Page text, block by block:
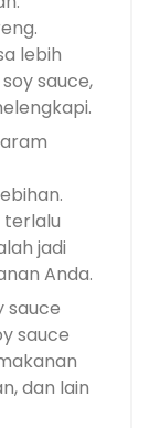
lebih
sauce,
terlalu
jadi
Anda.
sauce
sauce
dan lain